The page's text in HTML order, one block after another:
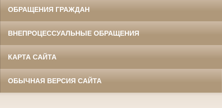
ОБРАЩЕНИЯ ГРАЖДАН
ВНЕПРОЦЕССУАЛЬНЫЕ ОБРАЩЕНИЯ
КАРТА САЙТА
ОБЫЧНАЯ ВЕРСИЯ САЙТА